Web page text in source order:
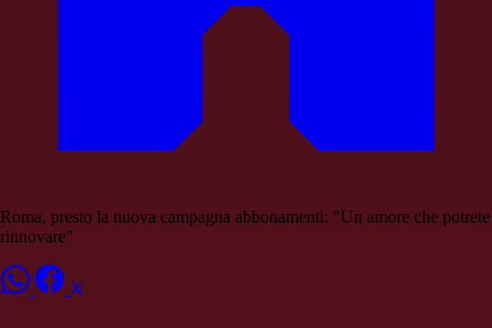
Roma, presto la nuova campagna abbonamenti: "Un amore che potrete
rinnovare"